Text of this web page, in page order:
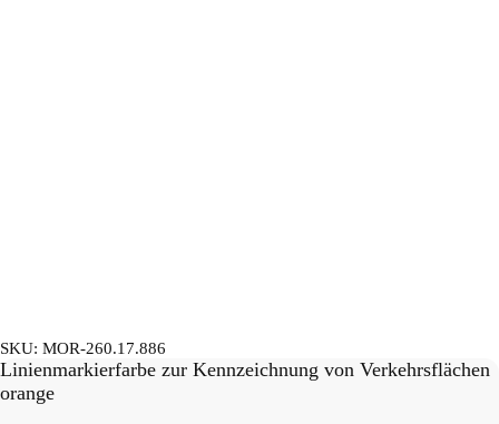
SKU: MOR-260.17.886
Linienmarkierfarbe zur Kennzeichnung von Verkehrsflächen
orange